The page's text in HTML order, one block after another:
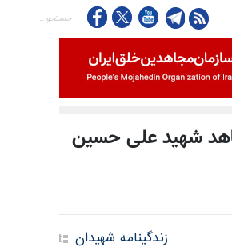
شهید علی حسین
زندگینامه شهیدان